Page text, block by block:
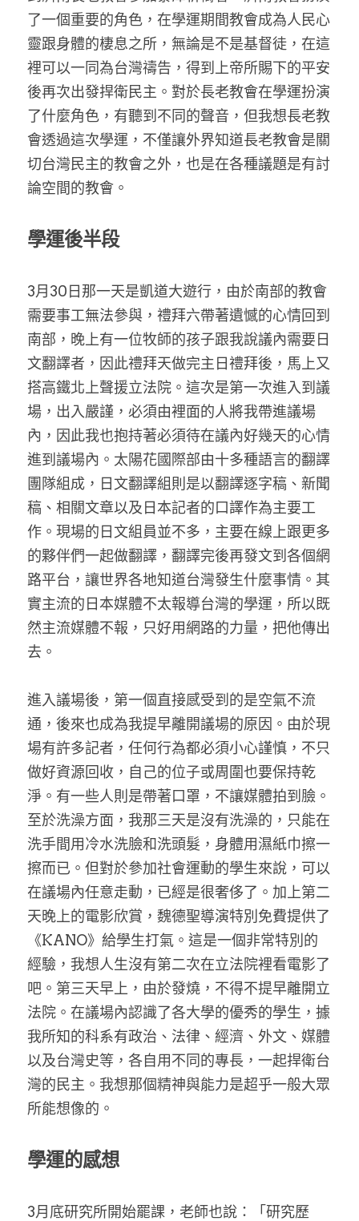
了一個重要的角色，在學運期間教會成為人民心
靈跟身體的棲息之所，無論是不是基督徒，在這
裡可以一同為台灣禱告，得到上帝所賜下的平安
後再次出發捍衛民主。對於長老教會在學運扮演
了什麼角色，有聽到不同的聲音，但我想長老教
會透過這次學運，不僅讓外界知道長老教會是關
切台灣民主的教會之外，也是在各種議題是有討
論空間的教會。
學運後半段
3月30日那一天是凱道大遊行，由於南部的教會
需要事工無法參與，禮拜六帶著遺憾的心情回到
南部，晚上有一位牧師的孩子跟我說議內需要日
文翻譯者，因此禮拜天做完主日禮拜後，馬上又
搭高鐵北上聲援立法院。這次是第一次進入到議
場，出入嚴謹，必須由裡面的人將我帶進議場
內，因此我也抱持著必須待在議內好幾天的心情
進到議場內。太陽花國際部由十多種語言的翻譯
團隊組成，日文翻譯組則是以翻譯逐字稿、新聞
稿、相關文章以及日本記者的口譯作為主要工
作。現場的日文組員並不多，主要在線上跟更多
的夥伴們一起做翻譯，翻譯完後再發文到各個網
路平台，讓世界各地知道台灣發生什麼事情。其
實主流的日本媒體不太報導台灣的學運，所以既
然主流媒體不報，只好用網路的力量，把他傳出
去。
進入議場後，第一個直接感受到的是空氣不流
通，後來也成為我提早離開議場的原因。由於現
場有許多記者，任何行為都必須小心謹慎，不只
做好資源回收，自己的位子或周圍也要保持乾
淨。有一些人則是帶著口罩，不讓媒體拍到臉。
至於洗澡方面，我那三天是沒有洗澡的，只能在
洗手間用冷水洗臉和洗頭髮，身體用濕紙巾擦一
擦而已。但對於參加社會運動的學生來說，可以
在議場內任意走動，已經是很奢侈了。加上第二
天晚上的電影欣賞，魏德聖導演特別免費提供了
《KANO》給學生打氣。這是一個非常特別的
經驗，我想人生沒有第二次在立法院裡看電影了
吧。第三天早上，由於發燒，不得不提早離開立
法院。在議場內認識了各大學的優秀的學生，據
我所知的科系有政治、法律、經濟、外文、媒體
以及台灣史等，各自用不同的專長，一起捍衛台
灣的民主。我想那個精神與能力是超乎一般大眾
所能想像的。
學運的感想
3月底研究所開始罷課，老師也說：「研究歷